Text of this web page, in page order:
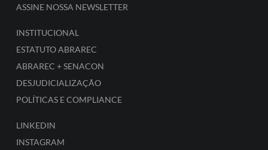
ASSINE NOSSA NEWSLETTER
INSTITUCIONAL
ESTATUTO ABRAREC
ABRAREC + SENACON
DESJUDICIALIZAÇÃO
POLÍTICAS E COMPLIANCE
LINKEDIN
INSTAGRAM